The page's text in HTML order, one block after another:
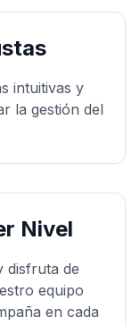
intuitivas y
la gestión del
Nivel
disfruta de
equipo
en cada